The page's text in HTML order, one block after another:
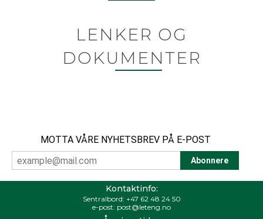
LENKER OG
DOKUMENTER
MOTTA VÅRE NYHETSBREV PÅ E-POST
Kontaktinfo:
Sentralbord: +47 62 48 24 50
e-post: post@leteng.no